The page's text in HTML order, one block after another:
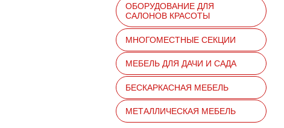
ОБОРУДОВАНИЕ ДЛЯ
САЛОНОВ КРАСОТЫ
МНОГОМЕСТНЫЕ СЕКЦИИ
МЕБЕЛЬ ДЛЯ ДАЧИ И САДА
БЕСКАРКАСНАЯ МЕБЕЛЬ
МЕТАЛЛИЧЕСКАЯ МЕБЕЛЬ